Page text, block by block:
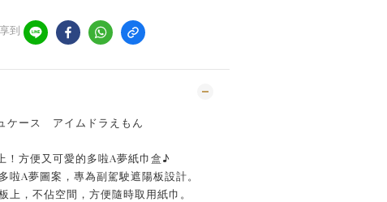
到
ケース アイムドラえもん
！方便又可愛的多啦A夢紙巾盒♪
啦A夢圖案，專為副駕駛遮陽板設計。
上，不佔空間，方便隨時取用紙巾。